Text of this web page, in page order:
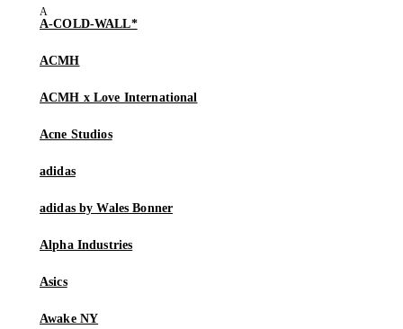
A-COLD-WALL*
ACMH
ACMH x Love International
Acne Studios
adidas
adidas by Wales Bonner
Alpha Industries
Asics
Awake NY